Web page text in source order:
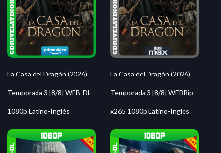
La Casa del Dragón (2026)
Temporada 3 [8/8] WEB-DL
1080p Latino-Inglés
La Casa del Dragón (2026)
Temporada 3 [8/8] WEBRip
x265 1080p Latino-Inglés